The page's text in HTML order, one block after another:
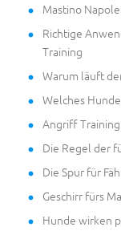
Mastino
Richtige
Training
Warum läuft
Welches
Angriff
Die Regel der
Die Spur für
Geschirr fürs
Hunde wirken